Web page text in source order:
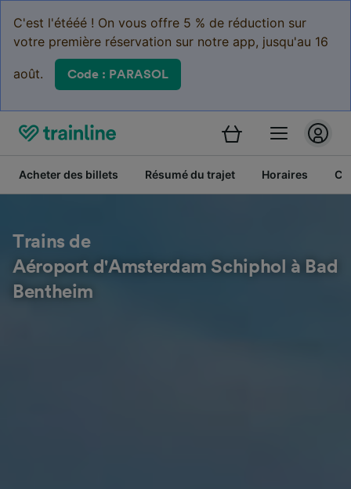
C'est l'étééé ! On vous offre 5 % de réduction sur
votre première réservation sur notre app, jusqu'au 16
août. Code : PARASOL
Acheter des billets Résumé du trajet Horaires
Trains de
Aéroport d'Amsterdam Schiphol à Bad
Bentheim